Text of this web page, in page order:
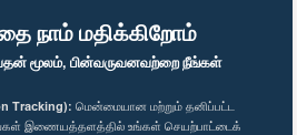
நாம் மதிக்கிறோம்
மூலம், பின்வருவனவற்றை நீங்கள்
Tracking): மென்மையான மற்றும் தனிப்பட்ட
இணையத்தளத்தில் உங்கள் செயற்பாட்டைக்